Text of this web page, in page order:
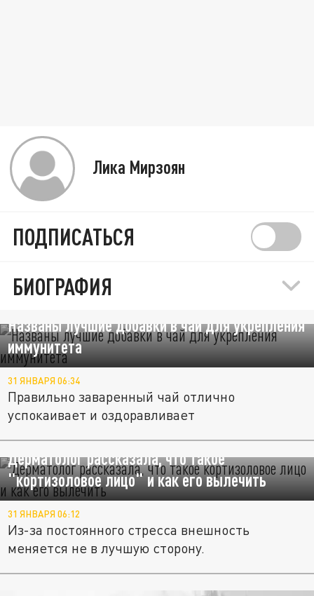
Лика Мирзоян
ПОДПИСАТЬСЯ
БИОГРАФИЯ
Названы лучшие добавки в чай для укрепления
иммунитета
31 ЯНВАРЯ 06:34
Правильно заваренный чай отлично
успокаивает и оздоравливает
Дерматолог рассказала, что такое
"кортизоловое лицо" и как его вылечить
31 ЯНВАРЯ 06:12
Из-за постоянного стресса внешность
меняется не в лучшую сторону.